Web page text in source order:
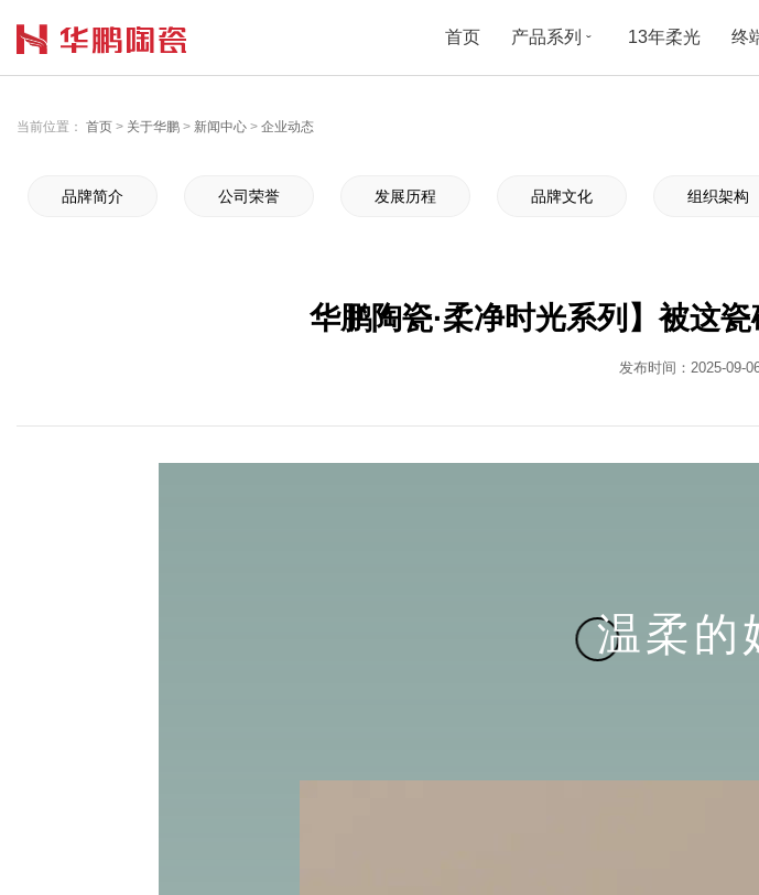
首页 产品系列 ˇ 13年柔光 终
当前位置： 首页 > 关于华鹏 > 新闻中心 > 企业动态
品牌简介 公司荣誉 发展历程 品牌文化 组织架构
华鹏陶瓷·柔净时光系列】被这
发布时间：2025-09-
温柔的